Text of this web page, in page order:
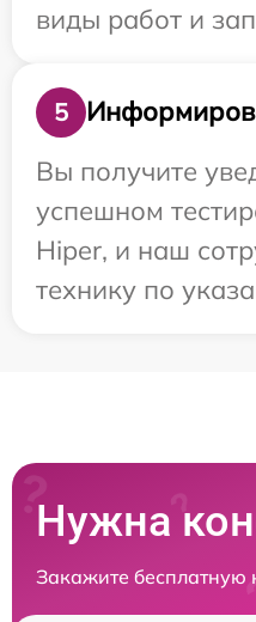
виды работ и
5
Вы получите
успешном
Hiper, и наш
технику по
Нужна
Закажите бесплатную